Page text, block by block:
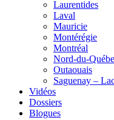
Laurentides
Laval
Mauricie
Montérégie
Montréal
Nord-du-
Outaouais
Saguenay –
Vidéos
Dossiers
Blogues